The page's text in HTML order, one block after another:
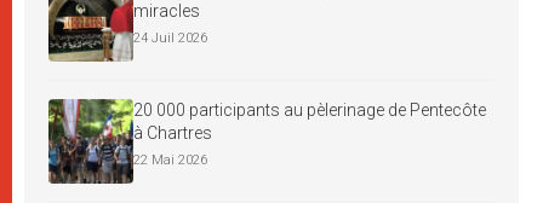
miracles
24 Juil 2026
20 000 participants au pèlerinage de Pentecôte
à Chartres
22 Mai 2026